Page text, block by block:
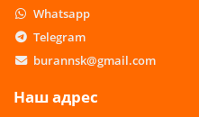
Whatsapp
Telegram
burannsk@gmail.com
Наш адрес